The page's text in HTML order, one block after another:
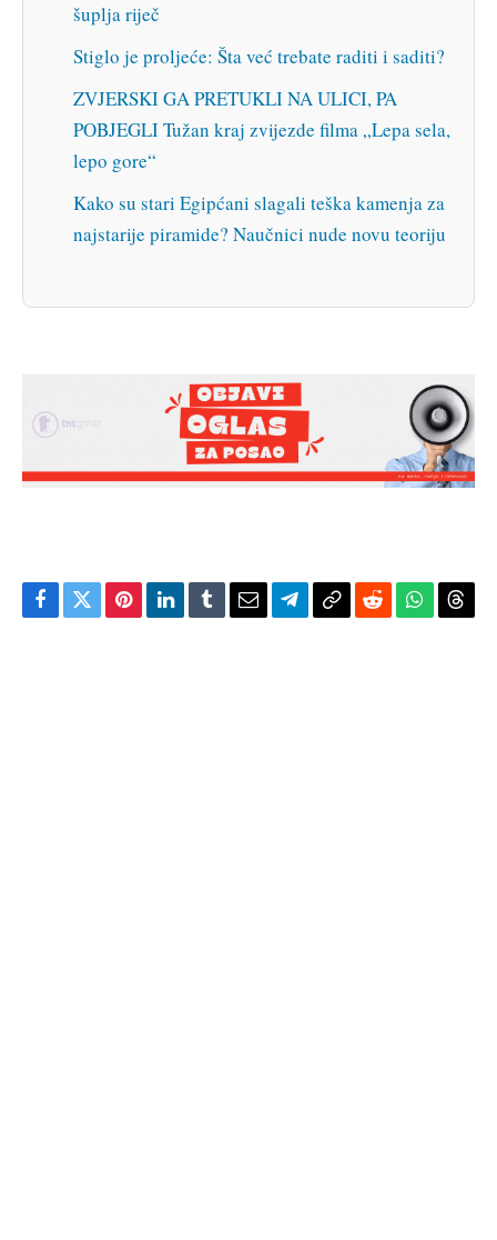
šuplja riječ
Stiglo je proljeće: Šta već trebate raditi i saditi?
ZVJERSKI GA PRETUKLI NA ULICI, PA
POBJEGLI Tužan kraj zvijezde filma „Lepa sela,
lepo gore“
Kako su stari Egipćani slagali teška kamenja za
najstarije piramide? Naučnici nude novu teoriju
Facebook
TwitterPinterestLinkedIn
TumblrEmailTelegram
CopyReddit